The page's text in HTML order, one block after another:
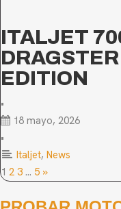
ITALJET
EDITION
•
18 mayo, 2026
•
Italjet, News
1 2 3 … 5 »